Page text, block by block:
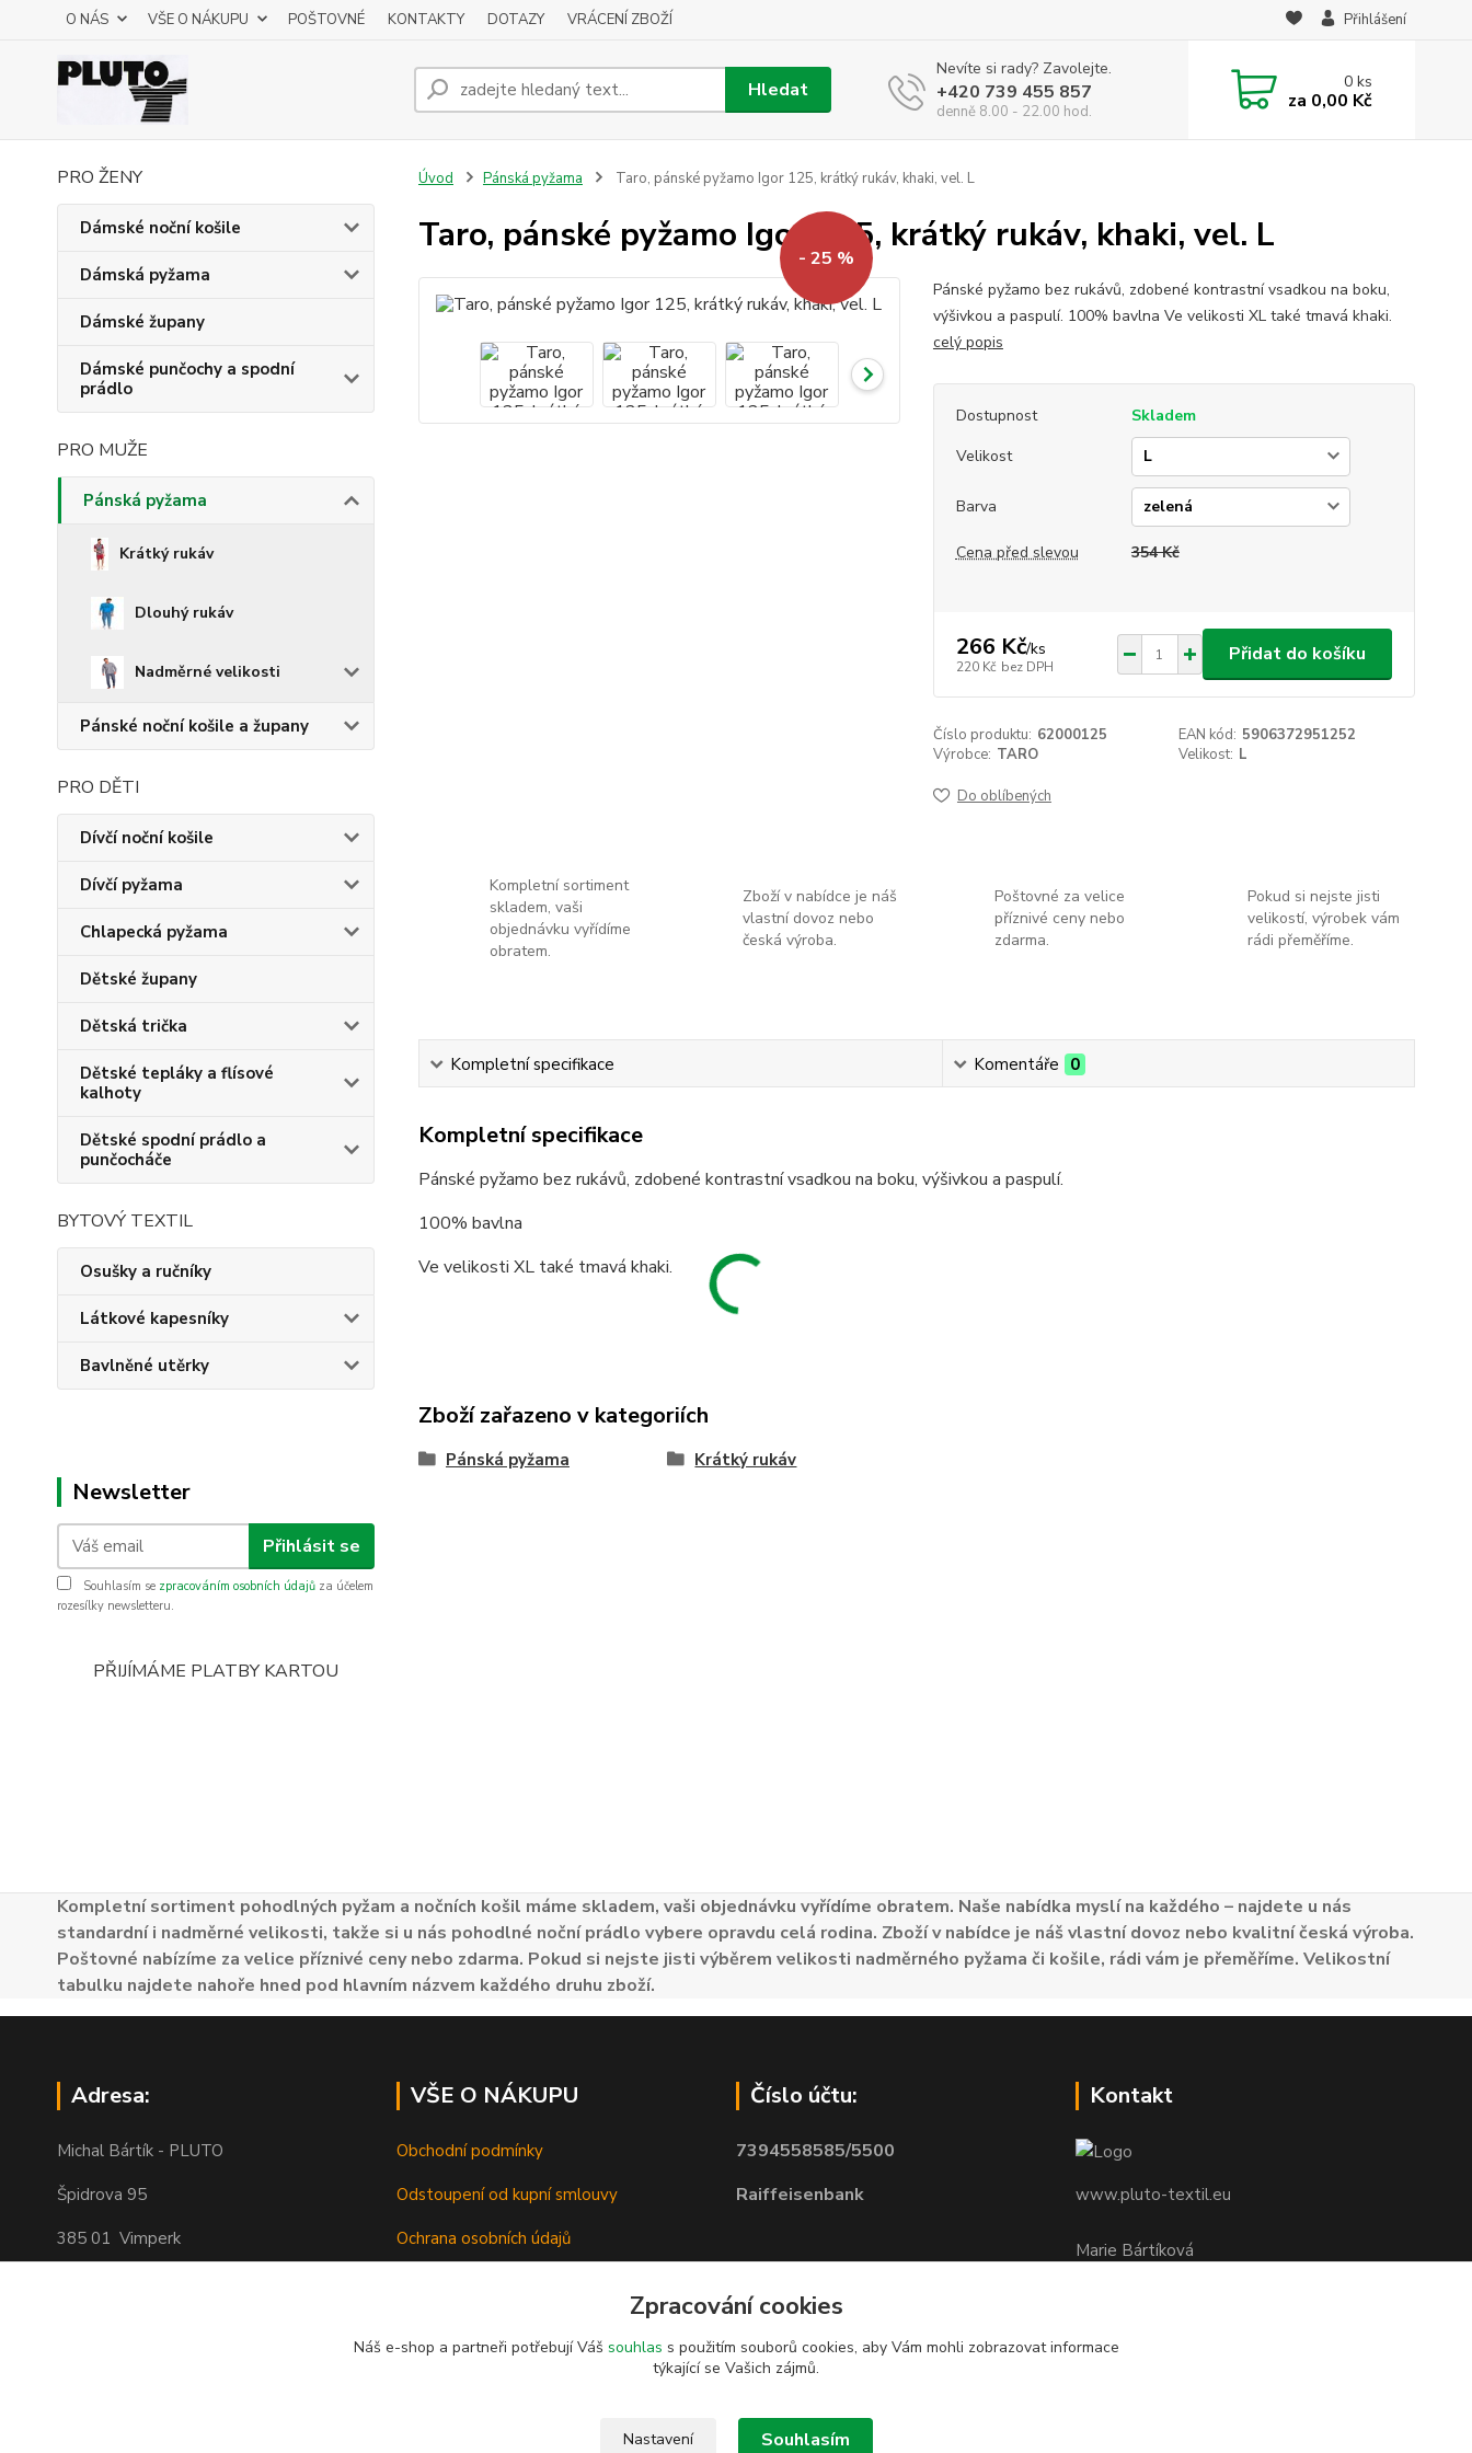
O NÁS VŠE O NÁKUPU POŠTOVNÉ KONTAKTY DOTAZY VRÁCENÍ ZBOŽÍ Přihlášení
Hledat
Nevíte si rady? Zavolejte.
+420 739 455 857
denně 8.00 - 22.00 hod.
0ks
za 0,00 Kč
PRO ŽENY
Dámské noční košile
Dámská pyžama
Dámské župany
Dámské punčochy a spodní
prádlo
PRO MUŽE
Pánská pyžama
Krátký rukáv
Dlouhý rukáv
Nadměrné velikosti
Pánské noční košile a župany
PRO DĚTI
Dívčí noční košile
Dívčí pyžama
Chlapecká pyžama
Dětské župany
Dětská trička
Dětské tepláky a flísové
kalhoty
Dětské spodní prádlo a
punčocháče
BYTOVÝ TEXTIL
Osušky a ručníky
Látkové kapesníky
Bavlněné utěrky
Newsletter
Přihlásit se
Souhlasím se zpracováním osobních údajů za účelem
rozesílky newsletteru.
PŘIJÍMÁME PLATBY KARTOU
Úvod Pánská pyžama Taro, pánské pyžamo Igor 125, krátký rukáv, khaki, vel. L
Taro, pánské pyžamo Igor 125, krátký rukáv, khaki, vel. L
- 25 %
Pánské pyžamo bez rukávů, zdobené kontrastní vsadkou na boku,
výšivkou a paspulí. 100% bavlna Ve velikosti XL také tmavá khaki.
celý popis
Dostupnost
Skladem
Velikost
Barva
Cena před slevou 354 Kč
266 Kč/ks
220 Kč bez DPH
Přidat do košíku
Číslo produktu: 62000125 EAN kód: 5906372951252
Výrobce: TARO Velikost: L
Do oblíbených
Kompletní sortiment
skladem, vaši
objednávku vyřídíme
obratem.
Zboží v nabídce je náš
vlastní dovoz nebo
česká výroba.
Poštovné za velice
příznivé ceny nebo
zdarma.
Pokud si nejste jisti
velikostí, výrobek vám
rádi přeměříme.
Kompletní specifikace Komentáře 0
Kompletní specifikace
Pánské pyžamo bez rukávů, zdobené kontrastní vsadkou na boku, výšivkou a paspulí.
100% bavlna
Ve velikosti XL také tmavá khaki.
Zboží zařazeno v kategoriích
Pánská pyžama Krátký rukáv
Kompletní sortiment pohodlných pyžam a nočních košil máme skladem, vaši objednávku vyřídíme obratem. Naše nabídka myslí na každého – najdete u nás
standardní i nadměrné velikosti, takže si u nás pohodlné noční prádlo vybere opravdu celá rodina. Zboží v nabídce je náš vlastní dovoz nebo kvalitní česká výroba.
Poštovné nabízíme za velice příznivé ceny nebo zdarma. Pokud si nejste jisti výběrem velikosti nadměrného pyžama či košile, rádi vám je přeměříme. Velikostní
tabulku najdete nahoře hned pod hlavním názvem každého druhu zboží.
Adresa:
Michal Bártík - PLUTO
Špidrova 95
385 01 Vimperk
VŠE O NÁKUPU
Obchodní podmínky
Odstoupení od kupní smlouvy
Ochrana osobních údajů
Číslo účtu:
7394558585/5500
Raiffeisenbank
Kontakt
www.pluto-textil.eu
Marie Bártíková
pluto@pluto.eu
Zpracování cookies
Náš e-shop a partneři potřebují Váš souhlas s použitím souborů cookies, aby Vám mohli zobrazovat informace
týkající se Vašich zájmů.
Nastavení Souhlasím